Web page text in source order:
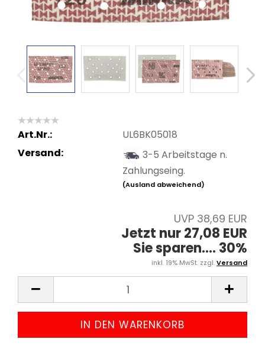
Art.Nr.:
UL6BK05018
Versand:
3-5 Arbeitstage n.
Zahlungseing.
(Ausland abweichend)
UVP 38,69 EUR
Jetzt nur 27,08 EUR
Sie sparen.... 30%
inkl. 19% MwSt. zzgl.Versand